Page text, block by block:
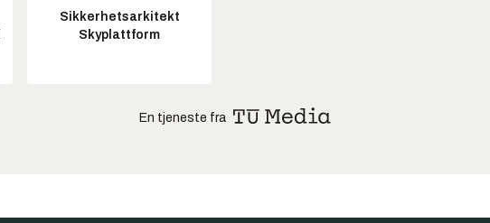
Sikkerhetsarkitekt
Skyplattform
En tjeneste fra